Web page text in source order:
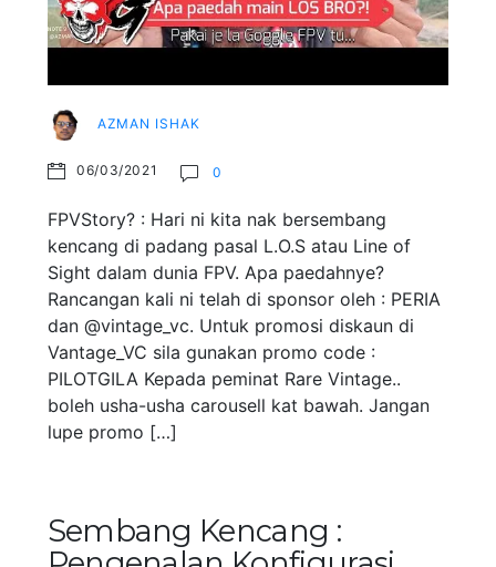
AZMAN ISHAK
06/03/2021 0
FPVStory? : Hari ni kita nak bersembang
kencang di padang pasal L.O.S atau Line of
Sight dalam dunia FPV. Apa paedahnye?
Rancangan kali ni telah di sponsor oleh : PERIA
dan @vintage_vc. Untuk promosi diskaun di
Vantage_VC sila gunakan promo code :
PILOTGILA Kepada peminat Rare Vintage..
boleh usha-usha carousell kat bawah. Jangan
lupe promo […]
Sembang Kencang :